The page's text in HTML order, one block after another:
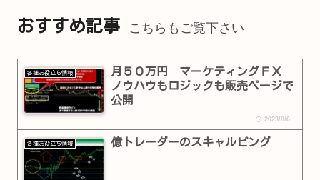
おすすめ記事 こちらもご覧下さい
各種お役立ち情報
月５０万円 マーケティングＦＸ
ノウハウもロジックも販売ページで
公開
2023/8/6
各種お役立ち情報 億トレーダーのスキャルピング